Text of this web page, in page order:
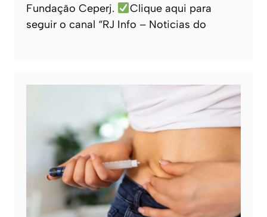
Fundação Ceperj.
Clique aqui para
seguir o canal “RJ Info – Noticias do